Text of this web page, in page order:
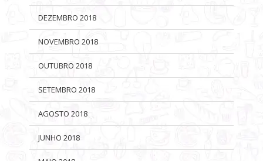
DEZEMBRO 2018
NOVEMBRO 2018
OUTUBRO 2018
SETEMBRO 2018
AGOSTO 2018
JUNHO 2018